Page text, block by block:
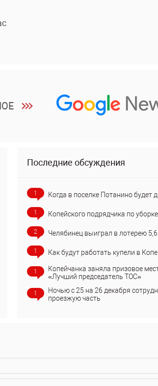
Последние обсуждения
1 Когда в поселке Потанино будет
1 Копейского подрядчика по
2 Челябинец выиграл в лотерею
1 Как будут работать купели в
1
Копейчанка заняла призовое
«Лучший председатель ТОС»
1
Ночью с 25 на 26 декабря
проезжую часть